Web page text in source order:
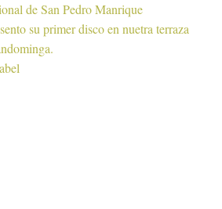
de San Pedro Manrique
su primer disco en nuetra terraza